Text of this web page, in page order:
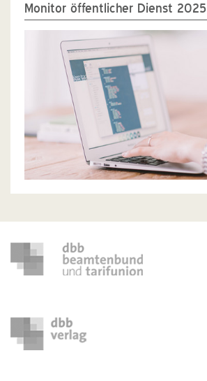
Monitor öffentlicher Dienst 2025